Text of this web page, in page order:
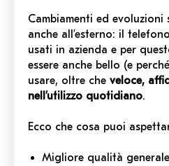
Cambiamenti ed
anche all’esterno: il
usati in azienda e per
essere anche bello (e
usare, oltre che veloce,
nell’utilizzo quotidiano.
Ecco che cosa puoi
Migliore qualità